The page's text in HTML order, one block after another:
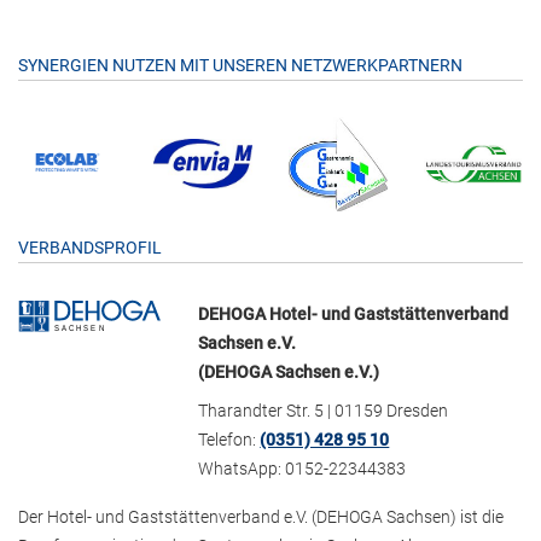
SYNERGIEN NUTZEN MIT UNSEREN NETZWERKPARTNERN
VERBANDSPROFIL
DEHOGA Hotel- und Gaststättenverband
Sachsen e.V.
(DEHOGA Sachsen e.V.)
Tharandter Str. 5 | 01159 Dresden
Telefon:(0351) 428 95 10
WhatsApp: 0152-22344383
Der Hotel- und Gaststättenverband e.V. (DEHOGA Sachsen) ist die